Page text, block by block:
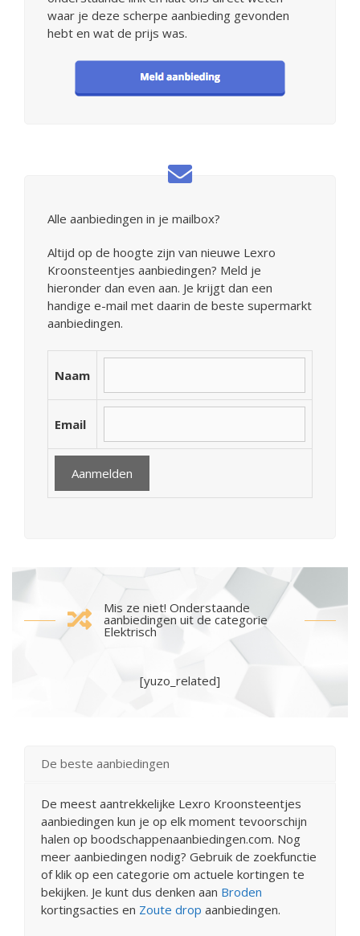
waar je deze scherpe aanbieding gevonden
hebt en wat de prijs was.
Alle aanbiedingen in je mailbox?
Altijd op de hoogte zijn van nieuwe Lexro
Kroonsteentjes aanbiedingen? Meld je
hieronder dan even aan. Je krijgt dan een
handige e-mail met daarin de beste supermarkt
aanbiedingen.
Naam
Email
Mis ze niet! Onderstaande
aanbiedingen uit de categorie
Elektrisch
[yuzo_related]
De beste aanbiedingen
De meest aantrekkelijke Lexro Kroonsteentjes
aanbiedingen kun je op elk moment tevoorschijn
halen op boodschappenaanbiedingen.com. Nog
meer aanbiedingen nodig? Gebruik de zoekfunctie
of klik op een categorie om actuele kortingen te
bekijken. Je kunt dus denken aan Broden
kortingsacties en Zoute drop aanbiedingen.